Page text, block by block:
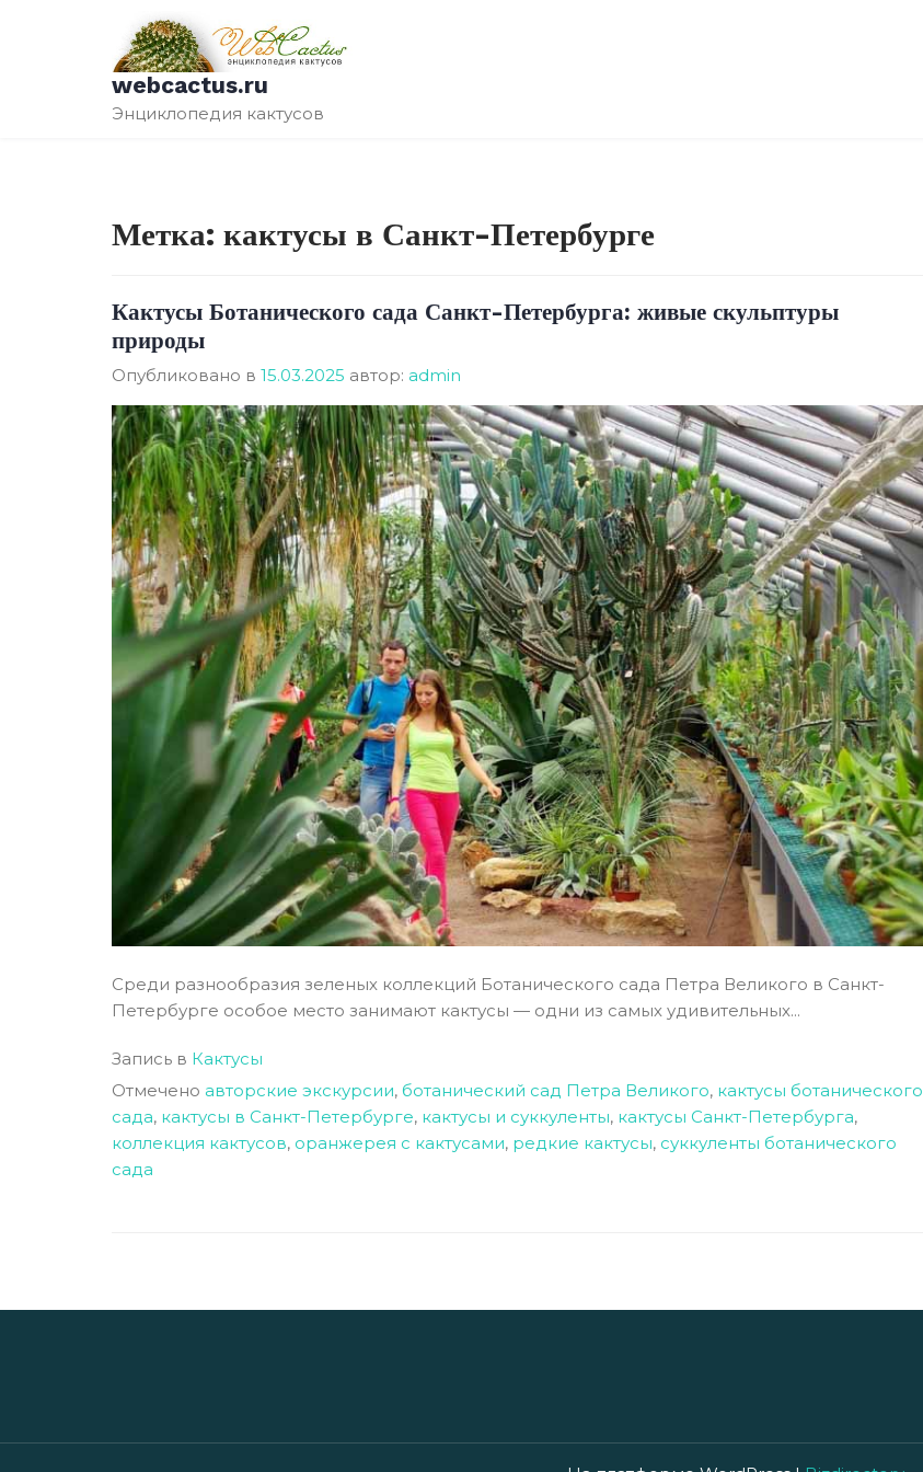
содержимому
webcactus.ru
Энциклопедия кактусов
Метка: кактусы в Санкт-Петербурге
Кактусы Ботанического сада Санкт-Петербурга: живые скульптуры
природы
Опубликовано в 15.03.2025 автор: admin
Среди разнообразия зеленых коллекций Ботанического сада Петра Великого в Санкт-
Петербурге особое место занимают кактусы — одни из самых удивительных...
Запись в Кактусы
Отмечено авторские экскурсии, ботанический сад Петра Великого, кактусы ботанического
сада, кактусы в Санкт-Петербурге, кактусы и суккуленты, кактусы Санкт-Петербурга,
коллекция кактусов, оранжерея с кактусами, редкие кактусы, суккуленты ботанического
сада